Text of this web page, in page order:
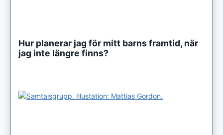
Hur planerar jag för mitt barns framtid, när
jag inte längre finns?